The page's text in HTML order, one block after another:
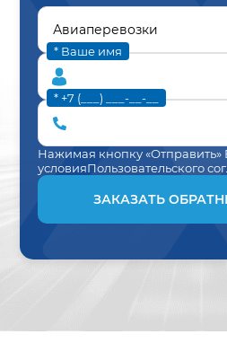
* Ваше имя
* +7 (___) ___-__-__
Нажимая кнопку
условияПользовательского
ЗАКАЗАТЬ